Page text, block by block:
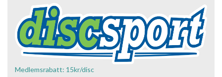
Medlemsrabatt: 15kr/disc